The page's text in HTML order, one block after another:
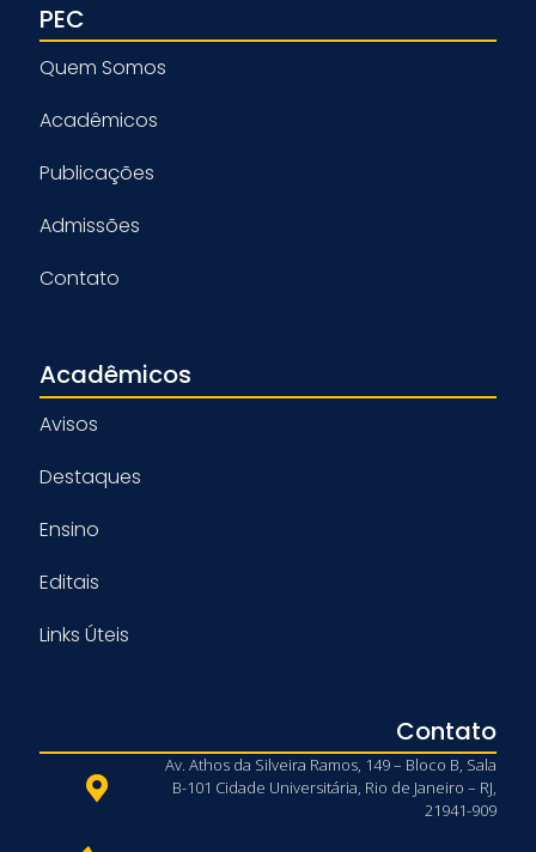
PEC
Quem Somos
Acadêmicos
Publicações
Admissões
Contato
Acadêmicos
Avisos
Destaques
Ensino
Editais
Links Úteis
Contato
Av. Athos da Silveira Ramos, 149 – Bloco B, Sala
B-101 Cidade Universitária, Rio de Janeiro – RJ,
21941-909